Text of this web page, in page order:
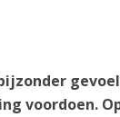
voordoen.